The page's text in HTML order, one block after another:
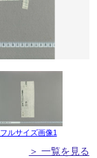
フルサイズ画像1
＞ 一覧を見る